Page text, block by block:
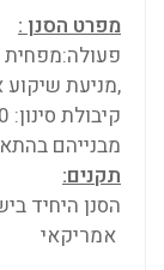
מפרט הסנן :
,מניעת שיקוע
מבנייהם
תקנים:
הסנן היחיד
אמריקאי